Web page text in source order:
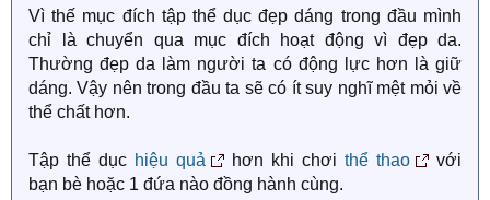
Vì thế mục đích tập thể dục đẹp dáng trong đầu mình
chỉ là chuyển qua mục đích hoạt động vì đẹp da.
Thường đẹp da làm người ta có động lực hơn là giữ
dáng. Vậy nên trong đầu ta sẽ có ít suy nghĩ mệt mỏi về
thể chất hơn.
Tập thể dục hiệu quả hơn khi chơi thể thao
với
bạn bè hoặc 1 đứa nào đồng hành cùng.